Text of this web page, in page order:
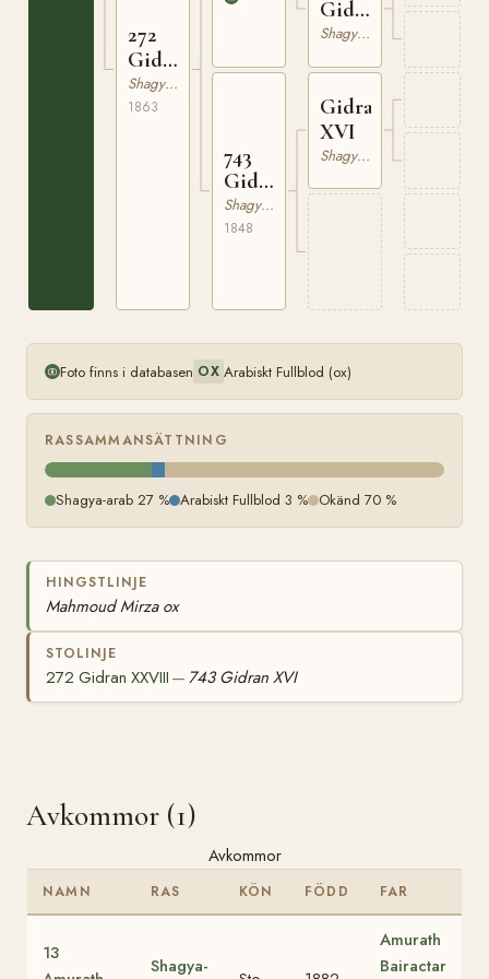
272
Gidran
XXVIII
Shagya-arab
1863
743
Gidran
XVIShagya-arab
1848
Gidran
XXIIShagya-arab
Gidran
XVI
Shagya-arab
Foto finns i databasen OX Arabiskt Fullblod (ox)
RASSAMMANSÄTTNING
Shagya-arab 27 % Arabiskt Fullblod 3 % Okänd 70 %
HINGSTLINJE
Mahmoud Mirza ox
STOLINJE
272 Gidran XXVIII — 743 Gidran XVI
Avkommor (1)
Avkommor
NAMN RAS KÖN FÖDD FAR
13
Shagya-
Amurath
Bairactar